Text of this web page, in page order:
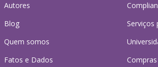
Autores
Blog
Quem somos
Fatos e Dados
Serviços